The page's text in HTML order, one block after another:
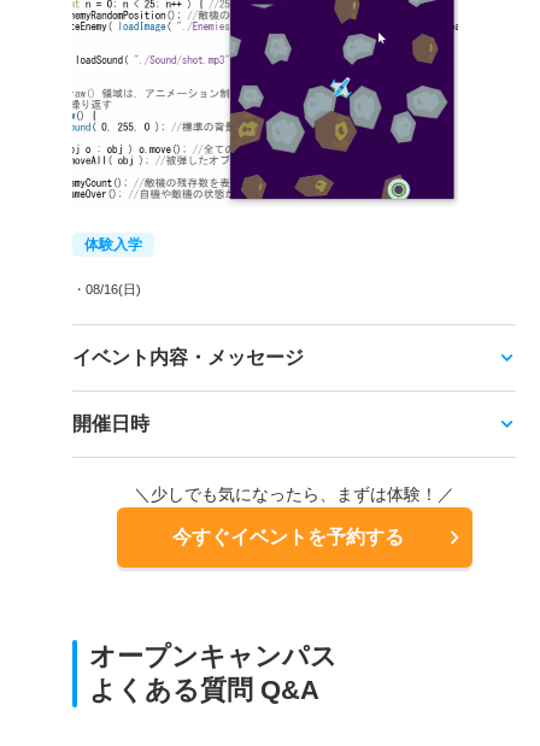
体験入学
・08/16(日)
イベント内容・メッセージ
開催日時
＼少しでも気になったら、まずは体験！／
今すぐイベントを予約する
オープンキャンパス
よくある質問 Q&A